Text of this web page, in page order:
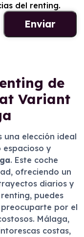
del renting.
de
Variant
una elección ideal
espacioso y
. Este coche
ofreciendo un
diarios y
puedes
por el
Málaga,
costas,